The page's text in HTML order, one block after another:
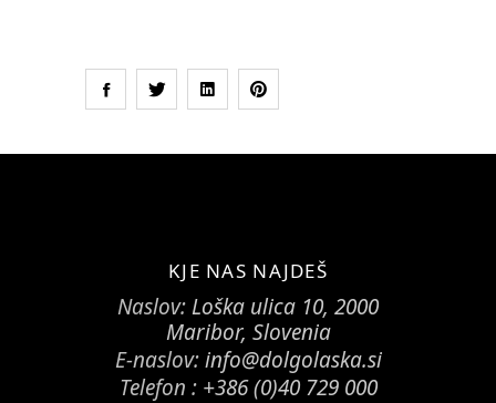
KJE NAS NAJDEŠ
Naslov:Loška ulica 10, 2000
Maribor, Slovenia
E-naslov:info@dolgolaska.si
Telefon : +386 (0)40 729 000